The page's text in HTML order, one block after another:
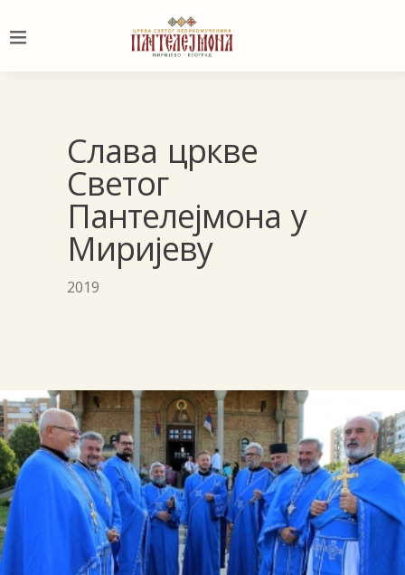
Слава цркве
Светог
Пантелејмона у
Миријеву
2019